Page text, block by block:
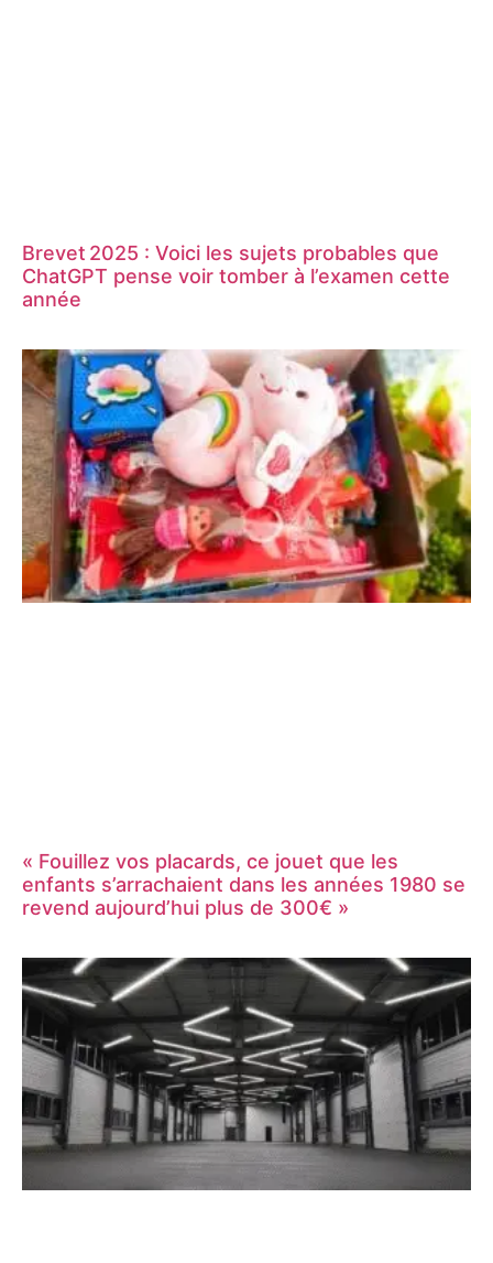
Brevet 2025 : Voici les sujets probables que
ChatGPT pense voir tomber à l’examen cette
année
« Fouillez vos placards, ce jouet que les
enfants s’arrachaient dans les années 1980 se
revend aujourd’hui plus de 300€ »